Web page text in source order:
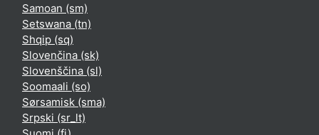
Samoan ‎(sm)‎
Setswana ‎(tn)‎
Shqip ‎(sq)‎
Slovenčina ‎(sk)‎
Slovenščina ‎(sl)‎
Soomaali ‎(so)‎
Sørsamisk ‎(sma)‎
Srpski ‎(sr_lt)‎